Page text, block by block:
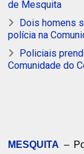
de Mesquita
Dois homens
polícia na
Policiais
Comunidade do
MESQUITA –